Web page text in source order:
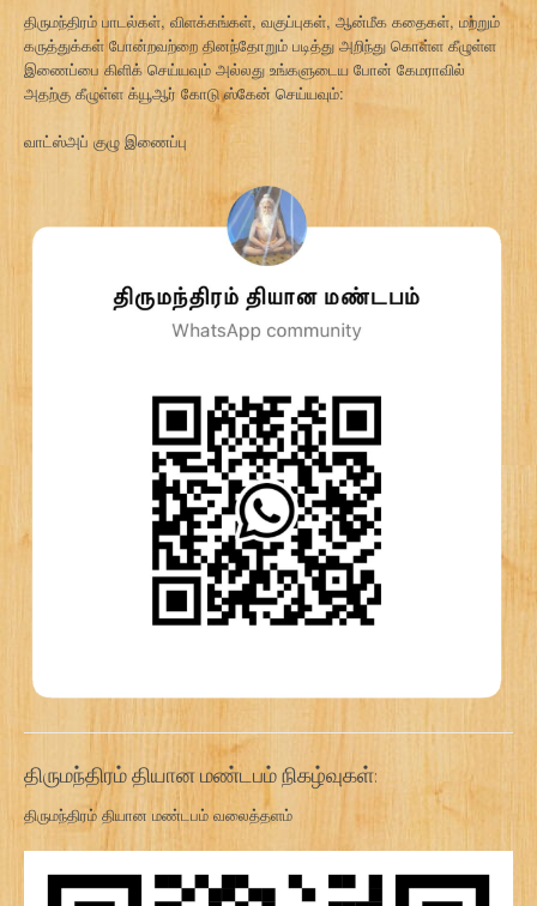
திருமந்திரம் பாடல்கள், விளக்கங்கள், வகுப்புகள், ஆன்மீக கதைகள், மற்றும்
கருத்துக்கள் போன்றவற்றை தினந்தோறும் படித்து அறிந்து கொள்ள கீழுள்ள
இணைப்பை கிளிக் செய்யவும் அல்லது உங்களுடைய போன் கேமராவில்
அதற்கு கீழுள்ள க்யூஆர் கோடு ஸ்கேன் செய்யவும்:
வாட்ஸ்அப் குழு இணைப்பு
திருமந்திரம் தியான மண்டபம் நிகழ்வுகள்:
திருமந்திரம் தியான மண்டபம் வலைத்தளம்